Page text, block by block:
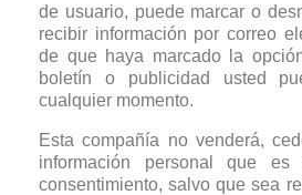
de usuario, puede marcar o
recibir información por correo
de que haya marcado la
boletín o publicidad usted
cualquier momento.
Esta compañía no venderá,
información personal que
consentimiento, salvo que sea